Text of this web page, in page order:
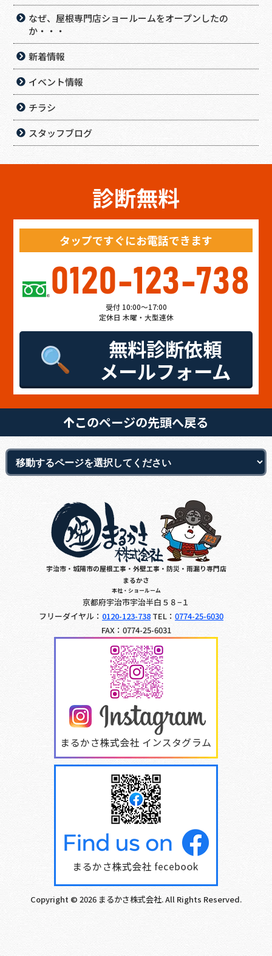
なぜ、屋根専門店ショールームをオープンしたの
か・・・
新着情報
イベント情報
チラシ
スタッフブログ
診断無料
タップですぐにお電話できます
0120-123-738
受付 10:00～17:00
定休日 木曜・大型連休
無料診断依頼
メールフォーム
このページの先頭へ戻る
宇治市・城陽市の屋根工事・外壁工事・防災・雨漏り専門店
まるかさ
本社・ショールーム
京都府宇治市宇治半白５８−１
フリーダイヤル： 0120-123-738 TEL： 0774-25-6030
FAX：0774-25-6031
Copyright © 2026 まるかさ株式会社. All Rights Reserved.